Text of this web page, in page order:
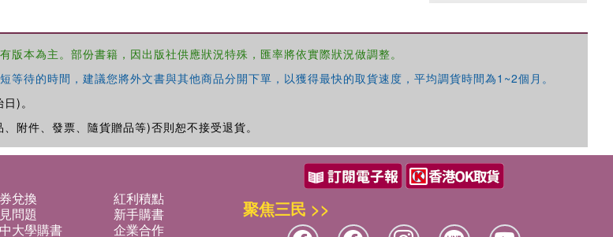
本為主。部份書籍，因出版社供應狀況特殊，匯率將依實際狀況做調整。
待的時間，建議您將外文書與其他商品分開下單，以獲得最快的取貨速度，平均調貨時間為1~2個月。
)。
附件、發票、隨貨贈品等)否則恕不接受退貨。
兌換
紅利積點
問題
新手購書
大學購書
企業合作
聚焦三民 >>